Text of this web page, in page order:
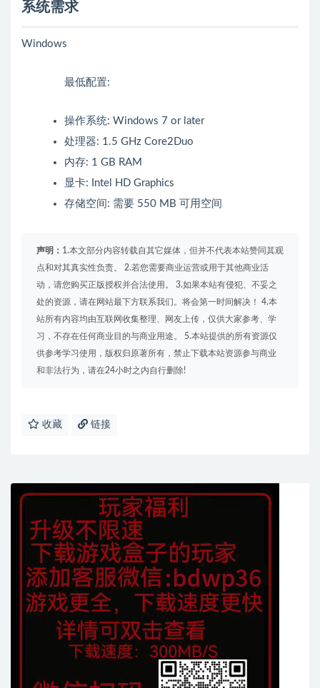
系统需求
Windows
最低配置:
操作系统: Windows 7 or later
处理器: 1.5 GHz Core2Duo
内存: 1 GB RAM
显卡: Intel HD Graphics
存储空间: 需要 550 MB 可用空间
声明： 1.本文部分内容转载自其它媒体，但并不代表本站赞同其观
点和对其真实性负责。 2.若您需要商业运营或用于其他商业活
动，请您购买正版授权并合法使用。 3.如果本站有侵犯、不妥之
处的资源，请在网站最下方联系我们。将会第一时间解决！ 4.本
站所有内容均由互联网收集整理、网友上传，仅供大家参考、学
习，不存在任何商业目的与商业用途。 5.本站提供的所有资源仅
供参考学习使用，版权归原著所有，禁止下载本站资源参与商业
和非法行为，请在24小时之内自行删除!
收藏 链接